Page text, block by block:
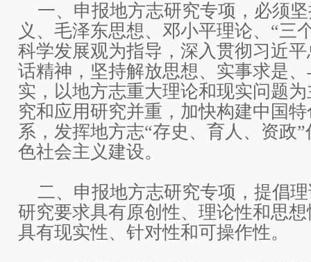
一、申报地方志研究专项，必须
义、毛泽东思想、邓小平理论、“三
科学发展观为指导，深入贯彻习近
话精神，坚持解放思想、实事求是
实，以地方志重大理论和现实问题
究和应用研究并重，加快构建中国
系，发挥地方志“存史、育人、资政
色社会主义建设。
二、申报地方志研究专项，提倡
研究要求具有原创性、理论性和思
具有现实性、针对性和可操作性。